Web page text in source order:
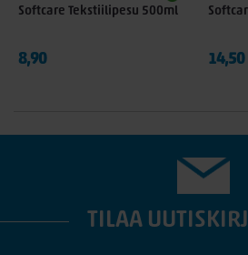
Softcare Tekstiilipesu 500ml
8,90 14,50
TILAA